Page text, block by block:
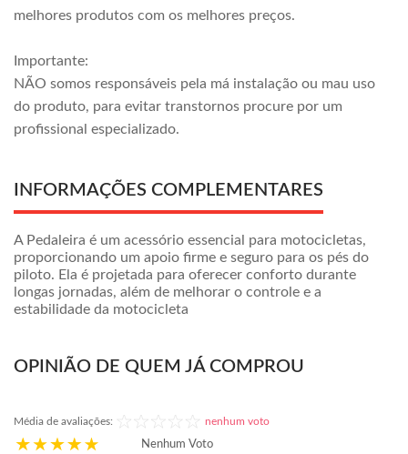
melhores produtos com os melhores preços.
Importante:
NÃO somos responsáveis pela má instalação ou mau uso
do produto, para evitar transtornos procure por um
profissional especializado.
INFORMAÇÕES COMPLEMENTARES
A Pedaleira é um acessório essencial para motocicletas,
proporcionando um apoio firme e seguro para os pés do
piloto. Ela é projetada para oferecer conforto durante
longas jornadas, além de melhorar o controle e a
estabilidade da motocicleta
OPINIÃO DE QUEM JÁ COMPROU
Média de avaliações: nenhum voto
Nenhum Voto